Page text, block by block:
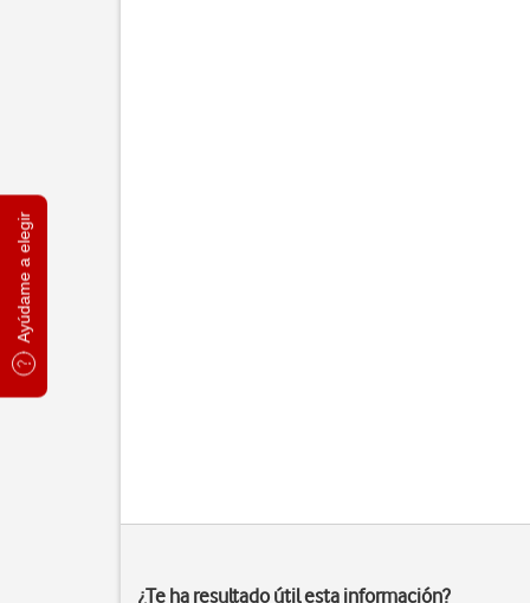
Ayúdame a elegir
¿Te ha resultado útil esta información?